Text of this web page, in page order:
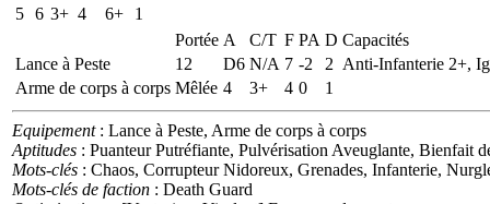
5 6 3+ 4 6+
1
Portée A C/T F PA D Capacités
Lance à Peste
12 D6 N/A 7 -2 2 Anti-Infanterie 2+,
Arme de corps à corps Mêlée 4 3+ 4 0 1
Equipement: Lance à Peste, Arme de corps à corps
Aptitudes : Puanteur Putréfiante, Pulvérisation Aveuglante, Bienfait
Mots-clés : Chaos, Corrupteur Nidoreux, Grenades, Infanterie,
Mots-clés de faction : Death Guard